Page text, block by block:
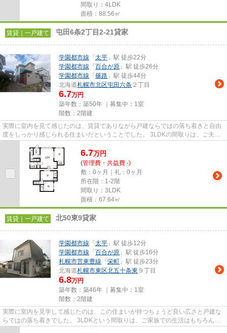
間取り：4LDK
面積：88.56㎡
賃貸｜一戸建て 屯田6条2丁目2-21貸家
学園都市線 「 太平 」駅 徒歩22分
学園都市線 「 百合が原 」駅 徒歩26分
学園都市線 「 篠路 」駅 徒歩44分
北海道札幌市北区屯田六条 ２丁目
6.7万円
築年数：築50年 ｜募集中： 1室
階数：2階建
実際に室内を見て感じたのは、賃貸でありながら戸建ならではの落ち着きと自由
度をしっかり感じられる住まいだということでした。 3LDKの間取りは、ご夫婦
やファミリー世帯にとって使...
6.7万円
(管理費・共益費 -)
敷：0ヶ月｜礼：0ヶ月
所在階：1-2階
間取り：3LDK
面積：67.64㎡
賃貸｜一戸建て 北50東9貸家
学園都市線 「 太平 」駅 徒歩12分
学園都市線 「 百合が原 」駅 徒歩16分
札幌市営東豊線 「 栄町 」駅 徒歩23分
北海道札幌市東区北五十条東 ９丁目
6.8万円
築年数：築46年 ｜募集中： 1室
階数：2階建
実際に室内を見学して感じたのは、この住まいが持つちょうど良い広さと戸建な
らではの落ち着きでした。 3LDKという間取りは、ご家族での生活はもちろん、